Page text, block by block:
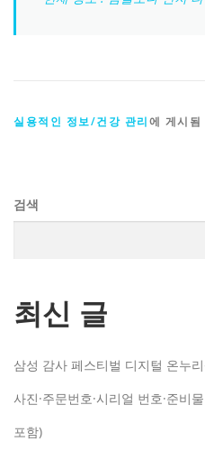
실용적인 정보/건강 관리에 게시됨
검색
최신 글
삼성 감사 페스티벌 디지털 온누
사진·주문번호·시리얼 번호·준비
포함)